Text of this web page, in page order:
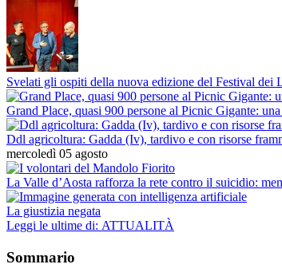
Svelati gli ospiti della nuova edizione del Festival
Grand Place, quasi 900 persone al Picnic Gigante:
Ddl agricoltura: Gadda (Iv), tardivo e con risorse
mercoledì 05 agosto
La Valle d’Aosta rafforza la rete contro il suicidio:
La giustizia negata
Leggi le ultime di: ATTUALITÀ
Sommario